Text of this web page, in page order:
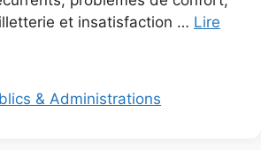
et insatisfaction … Lire
& Administrations